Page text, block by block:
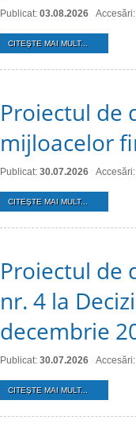
Publicat: 03.08.2026
CITEŞTE MAI MULT...
Proiectul de
mijloacelor
Publicat: 30.07.2026
CITEŞTE MAI MULT...
Proiectul de
nr. 4 la
decembrie
Publicat: 30.07.2026
CITEŞTE MAI MULT...